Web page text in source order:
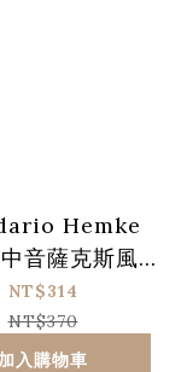
Hemke
音薩克斯風
竹片 (5片裝)
NT$314
NT$370
加入購物車